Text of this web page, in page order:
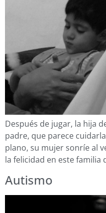
Después de jugar, la hija
padre, que parece
plano, su mujer sonríe al
la felicidad en este familia
Autismo